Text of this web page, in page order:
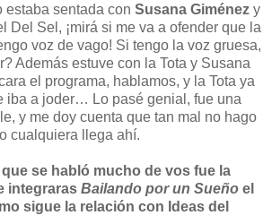
estaba sentada con Susana Giménez y
Del Sel, ¡mirá si me va a ofender que la
voz de vago! Si tengo la voz gruesa,
Además estuve con la Tota y Susana
el programa, hablamos, y la Tota ya
iba a joder… Lo pasé genial, fue una
y me doy cuenta que tan mal no hago
cualquiera llega ahí.
se habló mucho de vos fue la
integraras Bailando por un Sueño el
sigue la relación con Ideas del